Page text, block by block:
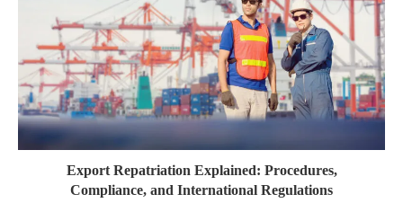
Export Repatriation Explained: Procedures,
Compliance, and International Regulations